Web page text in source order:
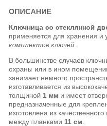
ОПИСАНИЕ
Ключница со стеклянной
применяется для хранения и
комплектов ключей
В большинстве случаев
охраны или в ином
занимает немного
изготавливается из
толщиной 1 мм и имеет
предназначенные для
изготовлена из
между планками 11 см